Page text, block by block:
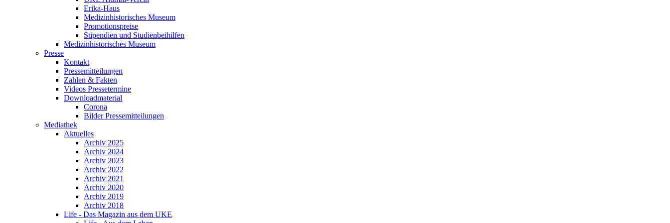
Erika-Haus
Medizinhistorisches Museum
Promotionspreise
Stipendien und Studienbeihilfen
Medizinhistorisches Museum
Presse
Kontakt
Pressemitteilungen
Zahlen & Fakten
Videos Pressetermine
Downloadmaterial
Corona
Bilder Pressemitteilungen
Mediathek
Aktuelles
Archiv 2025
Archiv 2024
Archiv 2023
Archiv 2022
Archiv 2021
Archiv 2020
Archiv 2019
Archiv 2018
Life - Das Magazin aus dem UKE